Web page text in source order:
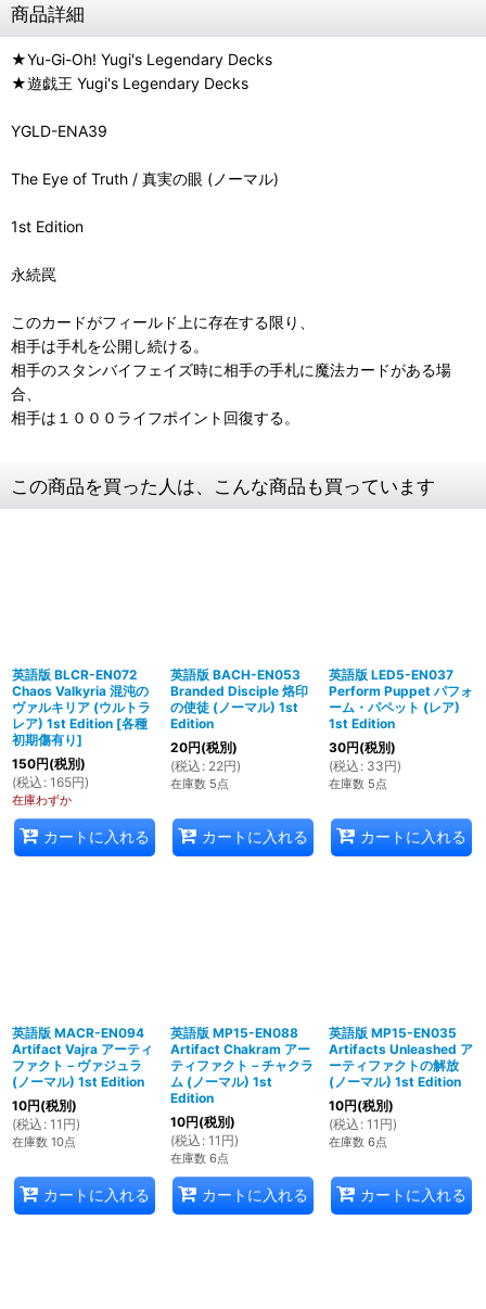
商品詳細
★Yu-Gi-Oh! Yugi's Legendary Decks
★遊戯王 Yugi's Legendary Decks
YGLD-ENA39
The Eye of Truth / 真実の眼 (ノーマル)
1st Edition
永続罠
このカードがフィールド上に存在する限り、
相手は手札を公開し続ける。
相手のスタンバイフェイズ時に相手の手札に魔法カードがある場
合、
相手は１０００ライフポイント回復する。
この商品を買った人は、こんな商品も買っています
英語版 BLCR-EN072
Chaos Valkyria 混沌の
ヴァルキリア (ウルトラ
レア) 1st Edition [各種
初期傷有り]
150円(税別)
(税込 : 165円)
在庫わずか
カートに入れる
英語版 BACH-EN053
Branded Disciple 烙印
の使徒 (ノーマル) 1st
Edition
20円(税別)
(税込 : 22円)
在庫数 5点
カートに入れる
英語版 LED5-EN037
Perform Puppet パフォ
ーム・パペット (レア)
1st Edition
30円(税別)
(税込 : 33円)
在庫数 5点
カートに入れる
英語版 MACR-EN094
Artifact Vajra アーティ
ファクト－ヴァジュラ
(ノーマル) 1st Edition
10円(税別)
(税込 : 11 円)
在庫数 10点
カートに入れる
英語版 MP15-EN088
Artifact Chakram アー
ティファクト－チャクラ
ム (ノーマル) 1st
Edition
10円(税別)
(税込 : 11 円)
在庫数 6点
カートに入れる
英語版 MP15-EN035
Artifacts Unleashed ア
ーティファクトの解放
(ノーマル) 1st Edition
10円(税別)
(税込 : 11 円)
在庫数 6点
カートに入れる